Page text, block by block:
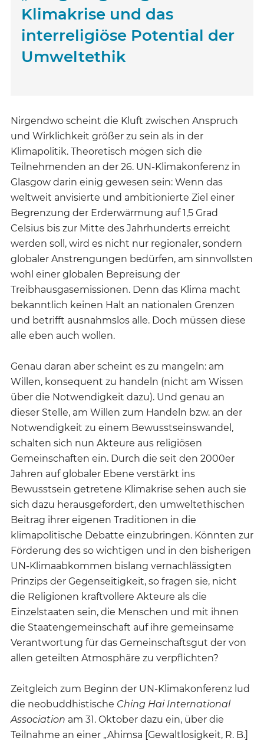
Klimakrise und das
interreligiöse Potential der
Umweltethik
Nirgendwo scheint die Kluft zwischen Anspruch
und Wirklichkeit größer zu sein als in der
Klimapolitik. Theoretisch mögen sich die
Teilnehmenden an der 26. UN-Klimakonferenz in
Glasgow darin einig gewesen sein: Wenn das
weltweit anvisierte und ambitionierte Ziel einer
Begrenzung der Erderwärmung auf 1,5 Grad
Celsius bis zur Mitte des Jahrhunderts erreicht
werden soll, wird es nicht nur regionaler, sondern
globaler Anstrengungen bedürfen, am sinnvollsten
wohl einer globalen Bepreisung der
Treibhausgasemissionen. Denn das Klima macht
bekanntlich keinen Halt an nationalen Grenzen
und betrifft ausnahmslos alle. Doch müssen diese
alle eben auch wollen.
Genau daran aber scheint es zu mangeln: am
Willen, konsequent zu handeln (nicht am Wissen
über die Notwendigkeit dazu). Und genau an
dieser Stelle, am Willen zum Handeln bzw. an der
Notwendigkeit zu einem Bewusstseinswandel,
schalten sich nun Akteure aus religiösen
Gemeinschaften ein. Durch die seit den 2000er
Jahren auf globaler Ebene verstärkt ins
Bewusstsein getretene Klimakrise sehen auch sie
sich dazu herausgefordert, den umweltethischen
Beitrag ihrer eigenen Traditionen in die
klimapolitische Debatte einzubringen. Könnten zur
Förderung des so wichtigen und in den bisherigen
UN-Klimaabkommen bislang vernachlässigten
Prinzips der Gegenseitigkeit, so fragen sie, nicht
die Religionen kraftvollere Akteure als die
Einzelstaaten sein, die Menschen und mit ihnen
die Staatengemeinschaft auf ihre gemeinsame
Verantwortung für das Gemeinschaftsgut der von
allen geteilten Atmosphäre zu verpflichten?
Zeitgleich zum Beginn der UN-Klimakonferenz lud
die neobuddhistische Ching Hai International
Association am 31. Oktober dazu ein, über die
Teilnahme an einer „Ahimsa [Gewaltlosigkeit, R. B.]